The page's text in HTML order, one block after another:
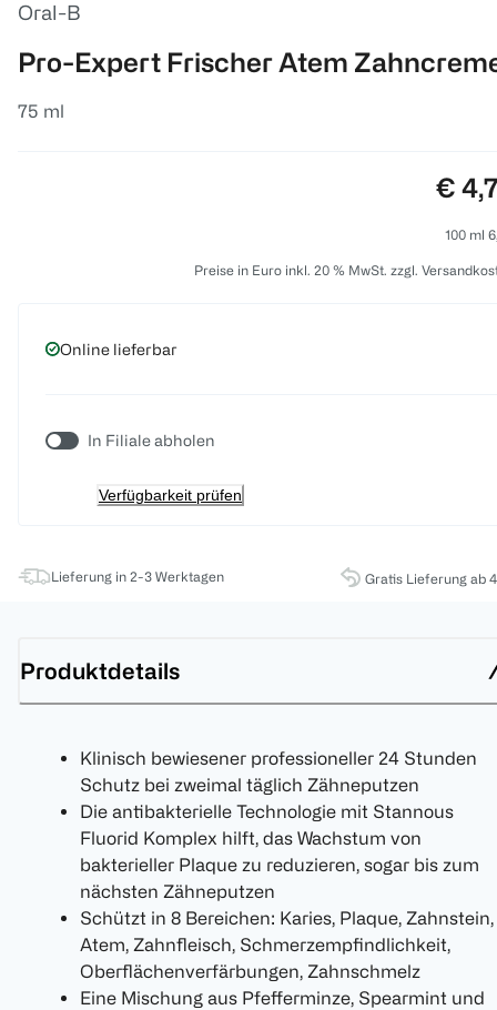
Oral-B
Pro-Expert Frischer Atem
75 ml
€
100 ml
Preise in Euro inkl. 20 % MwSt. zzgl.
Online lieferbar
In Filiale abholen
Verfügbarkeit prüfen
Lieferung in 2-3 Werktagen Gratis Lieferung ab
Produktdetails
Klinisch bewiesener professioneller 24 Stunden
Schutz bei zweimal täglich Zähneputzen
Die antibakterielle Technologie mit Stannous
Fluorid Komplex hilft, das Wachstum von
bakterieller Plaque zu reduzieren, sogar bis zum
nächsten Zähneputzen
Schützt in 8 Bereichen: Karies, Plaque, Zahnstein,
Atem, Zahnfleisch, Schmerzempfindlichkeit,
Oberflächenverfärbungen, Zahnschmelz
Eine Mischung aus Pfefferminze, Spearmint und